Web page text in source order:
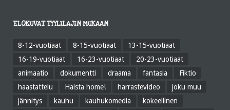
ELOKUVAT TYYLILAJIN MUKAAN
8-12-vuotiaat 8-15-vuotiaat
13-15-vuotiaat
16-19-vuotiaat
16-23-vuotiaat
20-23-vuotiaat
animaatio
dokumentti draama fantasia
Fiktio
haastattelu
Haista home! harrastevideo
joku muu
jännitys
kauhu kauhukomedia
kokeellinen